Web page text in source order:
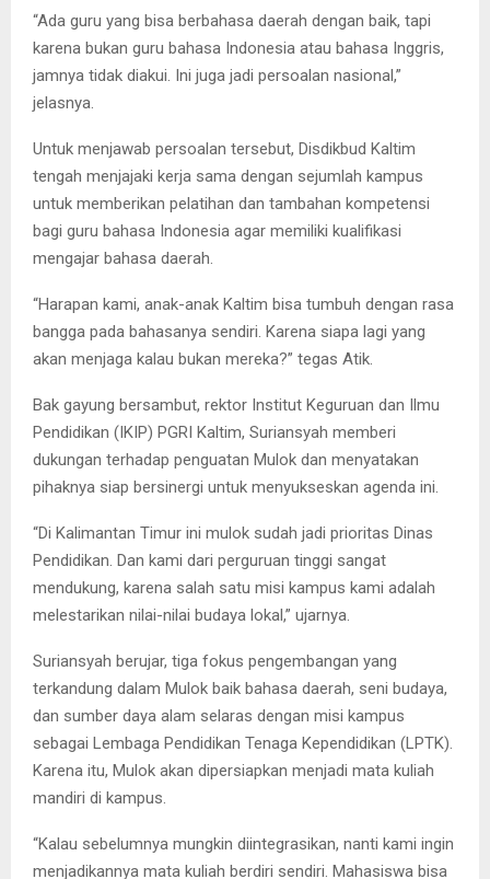
“Ada guru yang bisa berbahasa daerah dengan baik, tapi
karena bukan guru bahasa Indonesia atau bahasa Inggris,
jamnya tidak diakui. Ini juga jadi persoalan nasional,”
jelasnya.
Untuk menjawab persoalan tersebut, Disdikbud Kaltim
tengah menjajaki kerja sama dengan sejumlah kampus
untuk memberikan pelatihan dan tambahan kompetensi
bagi guru bahasa Indonesia agar memiliki kualifikasi
mengajar bahasa daerah.
“Harapan kami, anak-anak Kaltim bisa tumbuh dengan rasa
bangga pada bahasanya sendiri. Karena siapa lagi yang
akan menjaga kalau bukan mereka?” tegas Atik.
Bak gayung bersambut, rektor Institut Keguruan dan Ilmu
Pendidikan (IKIP) PGRI Kaltim, Suriansyah memberi
dukungan terhadap penguatan Mulok dan menyatakan
pihaknya siap bersinergi untuk menyukseskan agenda ini.
“Di Kalimantan Timur ini mulok sudah jadi prioritas Dinas
Pendidikan. Dan kami dari perguruan tinggi sangat
mendukung, karena salah satu misi kampus kami adalah
melestarikan nilai-nilai budaya lokal,” ujarnya.
Suriansyah berujar, tiga fokus pengembangan yang
terkandung dalam Mulok baik bahasa daerah, seni budaya,
dan sumber daya alam selaras dengan misi kampus
sebagai Lembaga Pendidikan Tenaga Kependidikan (LPTK).
Karena itu, Mulok akan dipersiapkan menjadi mata kuliah
mandiri di kampus.
“Kalau sebelumnya mungkin diintegrasikan, nanti kami ingin
menjadikannya mata kuliah berdiri sendiri. Mahasiswa bisa